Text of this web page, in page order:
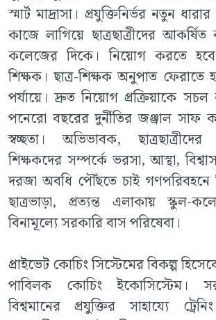
স্মার্ট মাদ্রাসা। প্রযুক্তিনির্ভর নতুন
কাজে লাগিয়ে ছাত্রছাত্রীদের
কলেজের দিকে। নিয়োগ করতে হবে
শিক্ষক। ছাত্র-শিক্ষক অনুপাত
পর্যায়ে। দ্রুত নিয়োগ প্রক্রিয়াকে সচল
পনেরো বছরের দুর্নীতির জঞ্জাল সাফ
স্বচ্ছতা। অভিভাবক,
শিক্ষকদের সম্পর্কে ভরসা, আস্থা,
দরজা অবধি পৌঁছতে চাই গণপরিবহনে
ছাত্রভাড়া, প্রত্যন্ত এলাকায় স্কুল-
বিনামূল্যে সরকারি বাস পরিষেবা।
প্রাইভেট কোচিং সিস্টেমের বিকল্প
পাবিলক কোচিং ইকোসিস্টেম।
বিশ্বমানের প্রযুক্তির সাহায্যে